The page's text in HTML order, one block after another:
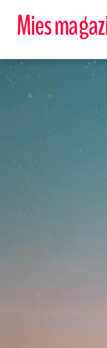
Mies